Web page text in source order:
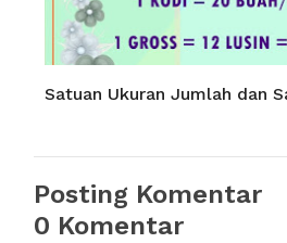
Satuan Ukuran Jumlah dan
Posting Komentar
0 Komentar